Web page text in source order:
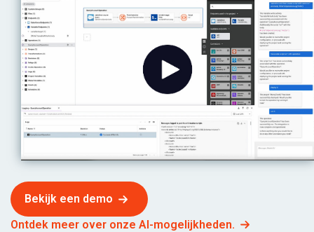
Bekijk een demo
Ontdek meer over onze AI-mogelijkheden.